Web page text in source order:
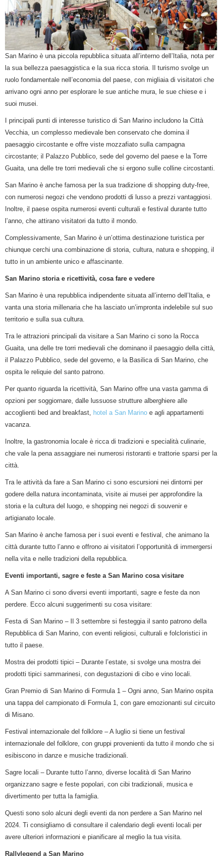
San Marino è una piccola repubblica situata all’interno dell’Italia, nota per
la sua bellezza paesaggistica e la sua ricca storia. Il turismo svolge un
ruolo fondamentale nell’economia del paese, con migliaia di visitatori che
arrivano ogni anno per esplorare le sue antiche mura, le sue chiese e i
suoi musei.
I principali punti di interesse turistico di San Marino includono la Città
Vecchia, un complesso medievale ben conservato che domina il
paesaggio circostante e offre viste mozzafiato sulla campagna
circostante; il Palazzo Pubblico, sede del governo del paese e la Torre
Guaita, una delle tre torri medievali che si ergono sulle colline circostanti.
San Marino è anche famosa per la sua tradizione di shopping duty-free,
con numerosi negozi che vendono prodotti di lusso a prezzi vantaggiosi.
Inoltre, il paese ospita numerosi eventi culturali e festival durante tutto
l’anno, che attirano visitatori da tutto il mondo.
Complessivamente, San Marino è un’ottima destinazione turistica per
chiunque cerchi una combinazione di storia, cultura, natura e shopping, il
tutto in un ambiente unico e affascinante.
San Marino storia e ricettività, cosa fare e vedere
San Marino è una repubblica indipendente situata all’interno dell’Italia, e
vanta una storia millenaria che ha lasciato un’impronta indelebile sul suo
territorio e sulla sua cultura.
Tra le attrazioni principali da visitare a San Marino ci sono la Rocca
Guaita, una delle tre torri medievali che dominano il paesaggio della città,
il Palazzo Pubblico, sede del governo, e la Basilica di San Marino, che
ospita le reliquie del santo patrono.
Per quanto riguarda la ricettività, San Marino offre una vasta gamma di
opzioni per soggiornare, dalle lussuose strutture alberghiere alle
accoglienti bed and breakfast, hotel a San Marino e agli appartamenti
vacanza.
Inoltre, la gastronomia locale è ricca di tradizioni e specialità culinarie,
che vale la pena assaggiare nei numerosi ristoranti e trattorie sparsi per la
città.
Tra le attività da fare a San Marino ci sono escursioni nei dintorni per
godere della natura incontaminata, visite ai musei per approfondire la
storia e la cultura del luogo, e shopping nei negozi di souvenir e
artigianato locale.
San Marino è anche famosa per i suoi eventi e festival, che animano la
città durante tutto l’anno e offrono ai visitatori l’opportunità di immergersi
nella vita e nelle tradizioni della repubblica.
Eventi importanti, sagre e feste a San Marino cosa visitare
A San Marino ci sono diversi eventi importanti, sagre e feste da non
perdere. Ecco alcuni suggerimenti su cosa visitare:
Festa di San Marino – Il 3 settembre si festeggia il santo patrono della
Repubblica di San Marino, con eventi religiosi, culturali e folcloristici in
tutto il paese.
Mostra dei prodotti tipici – Durante l’estate, si svolge una mostra dei
prodotti tipici sammarinesi, con degustazioni di cibo e vino locali.
Gran Premio di San Marino di Formula 1 – Ogni anno, San Marino ospita
una tappa del campionato di Formula 1, con gare emozionanti sul circuito
di Misano.
Festival internazionale del folklore – A luglio si tiene un festival
internazionale del folklore, con gruppi provenienti da tutto il mondo che si
esibiscono in danze e musiche tradizionali.
Sagre locali – Durante tutto l’anno, diverse località di San Marino
organizzano sagre e feste popolari, con cibi tradizionali, musica e
divertimento per tutta la famiglia.
Questi sono solo alcuni degli eventi da non perdere a San Marino nel
2024. Ti consigliamo di consultare il calendario degli eventi locali per
avere ulteriori informazioni e pianificare al meglio la tua visita.
Rallylegend a San Marino